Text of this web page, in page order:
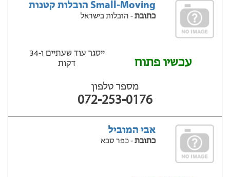
Small-Moving הובלות קטנות
כתובת- הובלות בישראל
עכשיו פתוח
ייסגר עוד שעתיים ‫ו-34
דקות
מספר טלפון
072-253-0176
אבי המוביל
כתובת- כפר סבא